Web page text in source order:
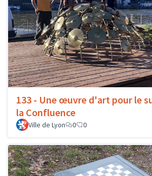
133 - Une œuvre d'art pour le
la Confluence
Ville de Lyon 0 0